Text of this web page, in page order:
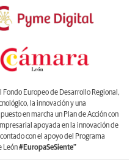
Europeo de Desarrollo Regional,
la innovación y una
en marcha un Plan de Acción con
apoyada en la innovación de
con el apoyo del Programa
León#EuropaSeSiente”